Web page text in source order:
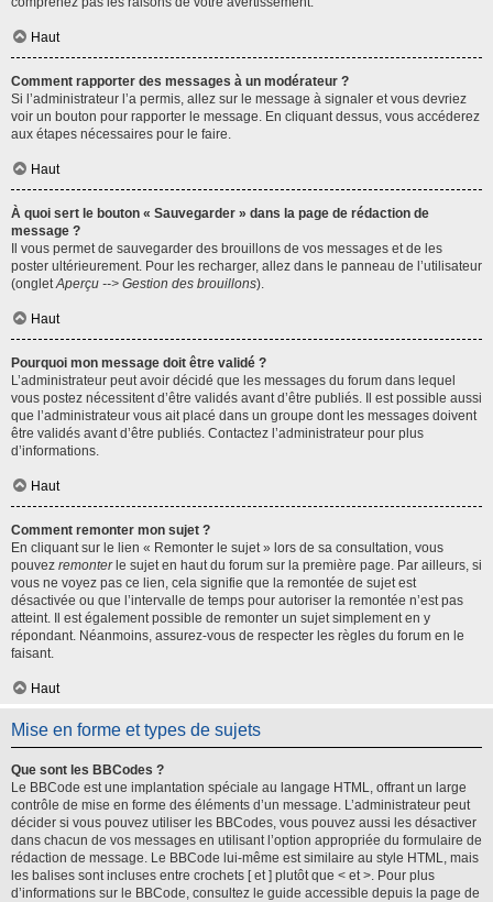
Haut
Comment rapporter des messages à un modérateur ?
Si l’administrateur l’a permis, allez sur le message à signaler et vous devriez
voir un bouton pour rapporter le message. En cliquant dessus, vous accéderez
aux étapes nécessaires pour le faire.
Haut
À quoi sert le bouton « Sauvegarder » dans la page de rédaction de
message ?
Il vous permet de sauvegarder des brouillons de vos messages et de les
poster ultérieurement. Pour les recharger, allez dans le panneau de l’utilisateur
(ongletAperçu --> Gestion des brouillons).
Haut
Pourquoi mon message doit être validé ?
L’administrateur peut avoir décidé que les messages du forum dans lequel
vous postez nécessitent d’être validés avant d’être publiés. Il est possible aussi
que l’administrateur vous ait placé dans un groupe dont les messages doivent
être validés avant d’être publiés. Contactez l’administrateur pour plus
d’informations.
Haut
Comment remonter mon sujet ?
En cliquant sur le lien « Remonter le sujet » lors de sa consultation, vous
pouvez remonterle sujet en haut du forum sur la première page. Par ailleurs, si
vous ne voyez pas ce lien, cela signifie que la remontée de sujet est
désactivée ou que l’intervalle de temps pour autoriser la remontée n’est pas
atteint. Il est également possible de remonter un sujet simplement en y
répondant. Néanmoins, assurez-vous de respecter les règles du forum en le
faisant.
Haut
Mise en forme et types de sujets
Que sont les BBCodes ?
Le BBCode est une implantation spéciale au langage HTML, offrant un large
contrôle de mise en forme des éléments d’un message. L’administrateur peut
décider si vous pouvez utiliser les BBCodes, vous pouvez aussi les désactiver
dans chacun de vos messages en utilisant l’option appropriée du formulaire de
rédaction de message. Le BBCode lui-même est similaire au style HTML, mais
les balises sont incluses entre crochets [ et ] plutôt que < et >. Pour plus
d’informations sur le BBCode, consultez le guide accessible depuis la page de